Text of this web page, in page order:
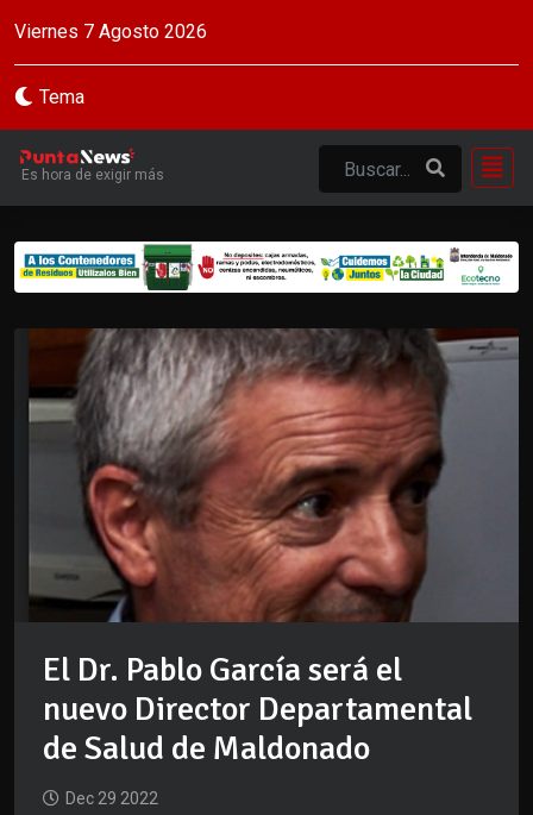
Viernes 7 Agosto 2026
Tema
Es hora de exigir más
El Dr. Pablo García será el
nuevo Director Departamental
de Salud de Maldonado
Dec 29 2022